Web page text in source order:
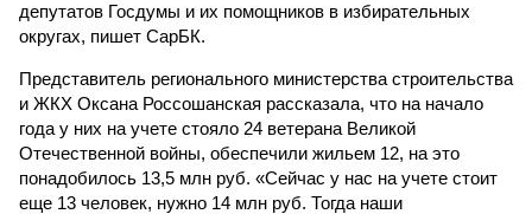
депутатов Госдумы и их помощников в избирательных
округах, пишет СарБК.
Представитель регионального министерства строительства
и ЖКХ Оксана Россошанская рассказала, что на начало
года у них на учете стояло 24 ветерана Великой
Отечественной войны, обеспечили жильем 12, на это
понадобилось 13,5 млн руб. «Сейчас у нас на учете стоит
еще 13 человек, нужно 14 млн руб. Тогда наши